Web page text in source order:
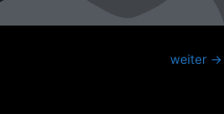
weiter →